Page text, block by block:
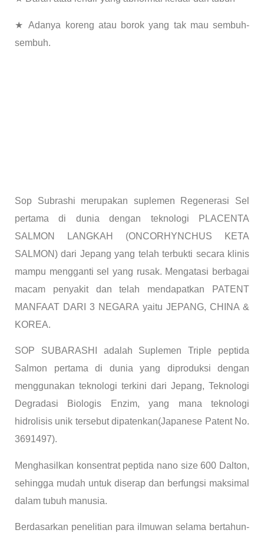
★ Adanya koreng atau borok yang tak mau sembuh-
sembuh.
Sop Subrashi merupakan suplemen Regenerasi Sel
pertama di dunia dengan teknologi PLACENTA
SALMON LANGKAH (ONCORHYNCHUS KETA
SALMON) dari Jepang yang telah terbukti secara klinis
mampu mengganti sel yang rusak. Mengatasi berbagai
macam penyakit dan telah mendapatkan PATENT
MANFAAT DARI 3 NEGARA yaitu JEPANG, CHINA &
KOREA.
SOP SUBARASHI adalah Suplemen Triple peptida
Salmon pertama di dunia yang diproduksi dengan
menggunakan teknologi terkini dari Jepang, Teknologi
Degradasi Biologis Enzim, yang mana teknologi
hidrolisis unik tersebut dipatenkan(Japanese Patent No.
3691497).
Menghasilkan konsentrat peptida nano size 600 Dalton,
sehingga mudah untuk diserap dan berfungsi maksimal
dalam tubuh manusia.
Berdasarkan penelitian para ilmuwan selama bertahun-